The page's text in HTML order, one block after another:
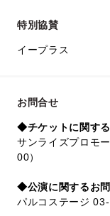
特別協賛
イープラス
お問合せ
◆チケットに関す
サンライズプロモ
00）
◆公演に関するお
パルコステージ